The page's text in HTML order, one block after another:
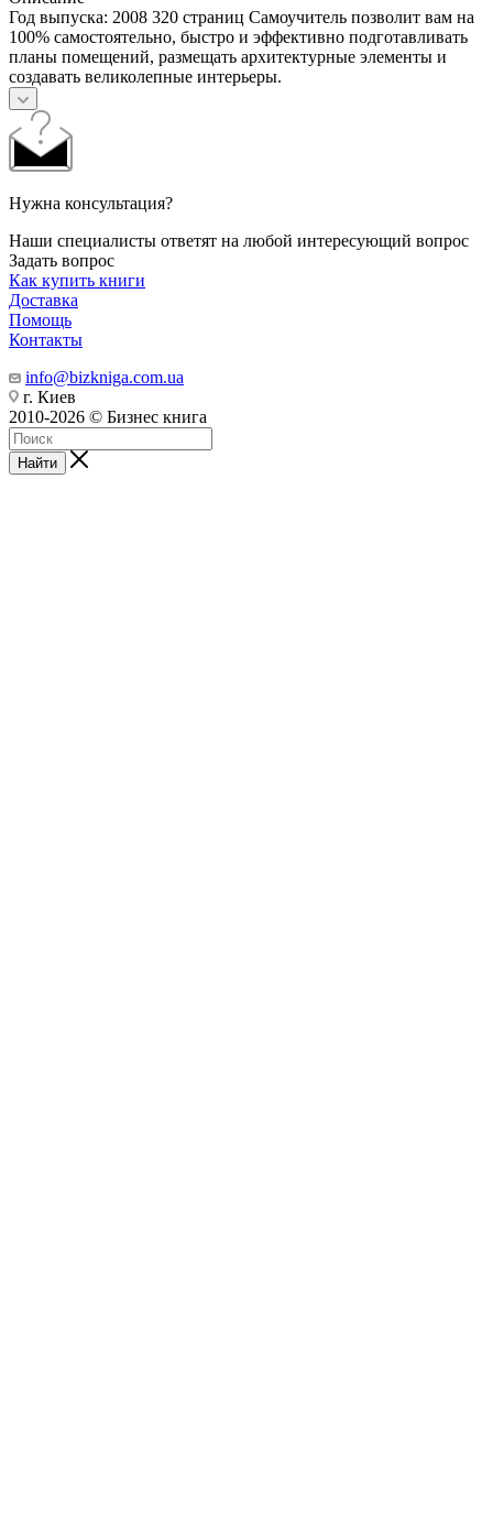
Год выпуска: 2008 320 страниц Самоучитель позволит вам на
100% самостоятельно, быстро и эффективно подготавливать
планы помещений, размещать архитектурные элементы и
создавать великолепные интерьеры.
Нужна консультация?
Наши специалисты ответят на любой интересующий вопрос
Задать вопрос
Как купить книги
Доставка
Помощь
Контакты
info@bizkniga.com.ua
г. Киев
2010-2026 © Бизнес книга
Найти